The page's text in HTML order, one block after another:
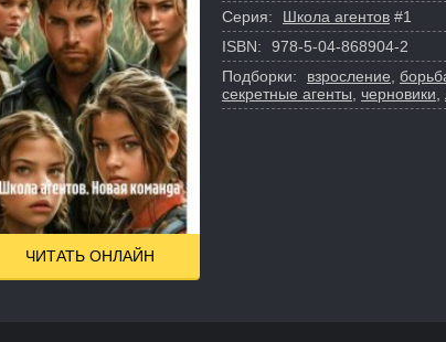
ЧИТАТЬ ОНЛАЙН
Серия:
Школа агентов #1
ISBN:
978-5-04-868904-2
Подборки:
взросление
секретные агенты черновики